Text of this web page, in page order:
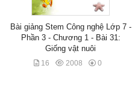
Bài giảng Stem Công nghệ Lớp 7 -
Phần 3 - Chương 1 - Bài 31:
Giống vật nuôi
16 2008 0